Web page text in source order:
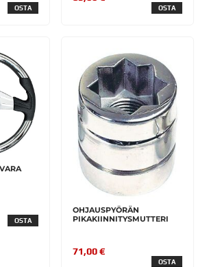
OSTA OSTA
OSTA
OHJAUSPYÖRÄN
PIKAKIINNITYSMUTTERI
71,00 €
OSTA